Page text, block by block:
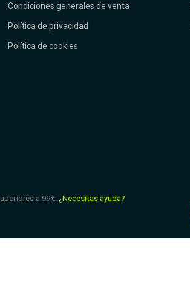
Condiciones generales de venta
Política de privacidad
Política de cookies
a 99€. ¿Necesitas ayuda?